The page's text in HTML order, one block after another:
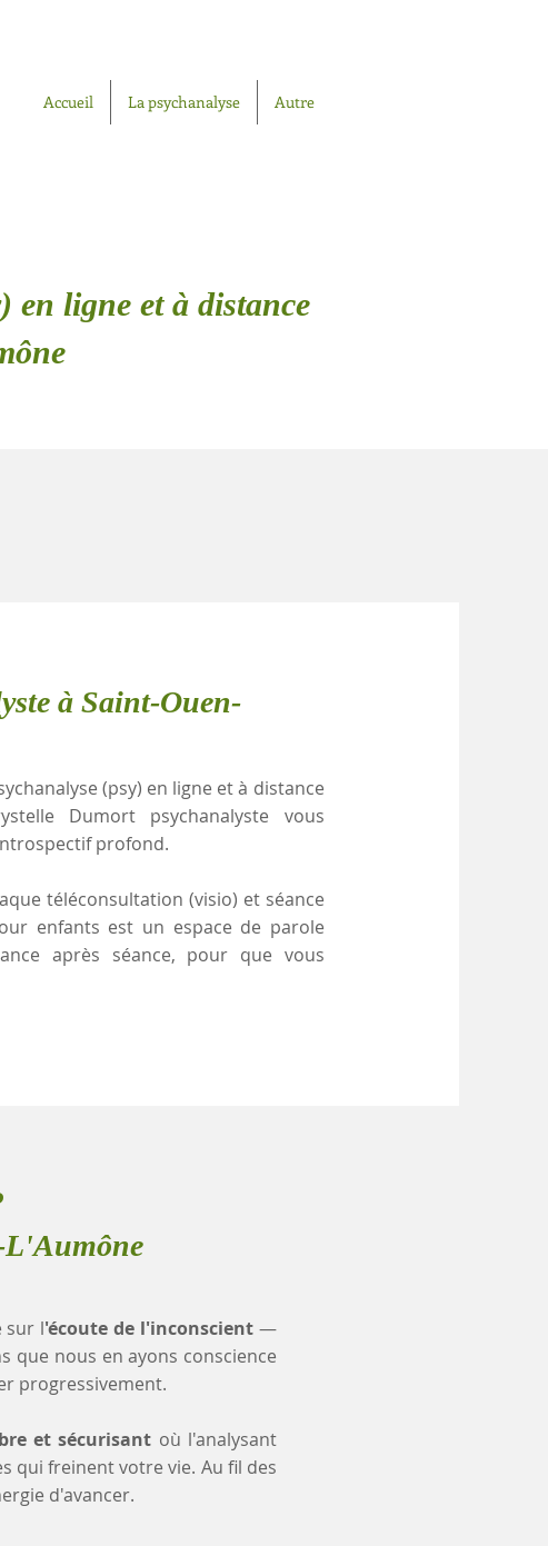
Accueil La psychanalyse Autre
en ligne et à distance
à Saint-Ouen-
(psy) en ligne et à distance
Dumort psychanalyste vous
profond.
téléconsultation (visio) et séance
enfants est un espace de parole
après séance, pour que vous
L'Aumône
sur l'écoute de l'inconscient—
que nous en ayons conscience
progressivement.
et sécurisant où l'analysant
qui freinent votre vie. Au fil des
d'avancer.